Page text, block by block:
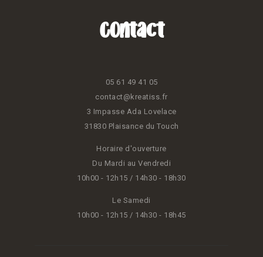
Contact
05 61 49 41 05
contact@kreatiss.fr
3 Impasse Ada Lovelace
31830 Plaisance du Touch
Horaire d'ouverture
Du Mardi au Vendredi
10h00 - 12h15 / 14h30 - 18h30
Le Samedi
10h00 - 12h15 / 14h30 - 18h45